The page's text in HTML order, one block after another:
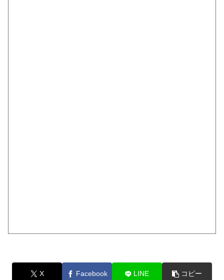
X Facebook LINE コピー